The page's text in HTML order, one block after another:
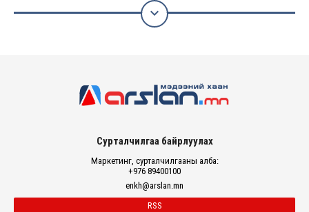

Сурталчилгаа байрлуулах
Маркетинг, сурталчилгааны алба:
+976 89400100
enkh@arslan.mn
RSS